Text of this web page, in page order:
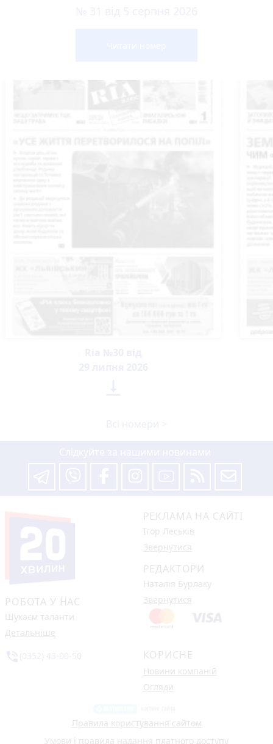
РОБОТА У НАС
Шукаєм таланти
Детальніше
РЕКЛАМА НА САЙТІ
Ігор Леськів
Звернутися
РЕДАКТОРИ
Наталія Бурлаку
Звернутися
КОРИСНЕ
Новини компаній
Огляди
Правила користування сайтом
Умови і правила надання платного доступу